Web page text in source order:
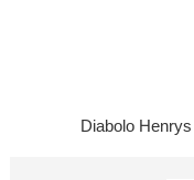
Diabolo